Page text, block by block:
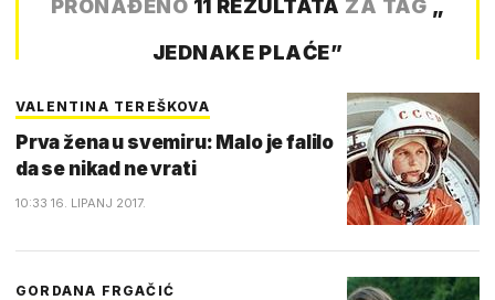
PRONAĐENO 11 REZULTATA ZA TAG „
JEDNAKE PLAĆE”
VALENTINA TEREŠKOVA
Prva žena u svemiru: Malo je falilo
da se nikad ne vrati
10:33 16. LIPANJ 2017.
GORDANA FRGAČIĆ